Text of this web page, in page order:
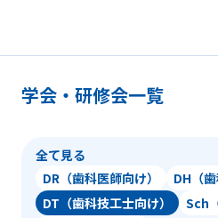
学会・研修会一覧
全て見る
DR（歯科医師向け）
DH（歯
DT（歯科技工士向け）
Sch